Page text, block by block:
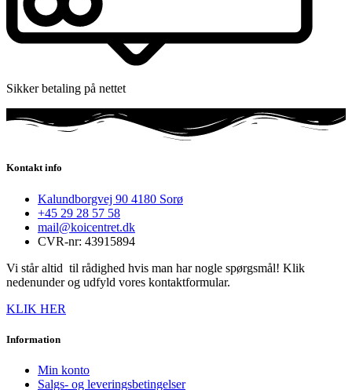
Sikker betaling på nettet
Kontakt info
Kalundborgvej 90 4180 Sorø
+45 29 28 57 58
mail@koicentret.dk
CVR-nr: 43915894
Vi står altid til rådighed hvis man har nogle spørgsmål! Klik
nedenunder og udfyld vores kontaktformular.
KLIK HER
Information
Min konto
Salgs- og leveringsbetingelser